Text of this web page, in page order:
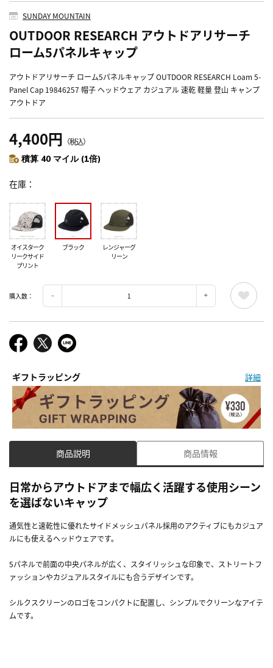
SUNDAY MOUNTAIN
OUTDOOR RESEARCH アウトドアリサーチ
ローム5パネルキャップ
アウトドアリサーチ ローム5パネルキャップ OUTDOOR RESEARCH Loam 5-
Panel Cap 19846257 帽子 ヘッドウェア カジュアル 速乾 軽量 登山 キャンプ
アウトドア
4,400円 （税込）
積算 40 マイル (1倍)
在庫
オイスターク
リークサイド
プリント
ブラック
レンジャーグ
リーン
購入数：
ギフトラッピング 詳細
商品説明 商品情報
日常からアウトドアまで幅広く活躍する使用シーン
を選ばないキャップ
通気性と速乾性に優れたサイドメッシュパネル採用のアクティブにもカジュア
ルにも使えるヘッドウェアです。
5パネルで前面の中央パネルが広く、スタイリッシュな印象で、ストリートフ
ァッションやカジュアルスタイルにも合うデザインです。
シルクスクリーンのロゴをコンパクトに配置し、シンプルでクリーンなアイテ
ムです。